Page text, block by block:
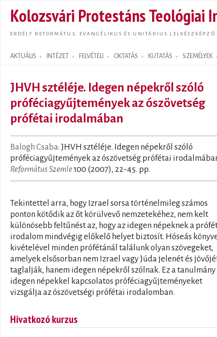
Kolozsvári Protestáns Teológiai
ERDÉLY REFORMÁTUS, EVANGÉLIKUS ÉS UNITÁRIUS LELKÉSZKÉPZŐ
AKTUÁLIS INTÉZET FELVÉTELI OKTATÁS KUTATÁS SZEMÉLYEK
Search form
JHVH sztéléje. Idegen népekről szóló
próféciagyűjtemények az ószövetség
prófétai irodalmában
Balogh Csaba: JHVH sztéléje. Idegen népekről szóló
próféciagyűjtemények az ószövetség prófétai
Református Szemle100 (2007), 22-45. pp.
Tekintettel arra, hogy Izrael sorsa történelmileg számos
ponton kötődik az őt körülvevő nemzetekéhez, nem kelt
különösebb feltűnést az, hogy az idegen népeknek a
irodalom mindvégig előkelő helyet biztosít. Hóseás
kivételével minden prófétánál találunk olyan szövegeket,
amelyek elsősorban nem Izrael vagy Júda jelenét és
taglalják, hanem idegen népekről szólnak. Ez a tanulmány
idegen népekkel kapcsolatos próféciagyűjteményeket
vizsgálja az ószövetségi prófétai irodalomban.
Hivatkozó kurzus